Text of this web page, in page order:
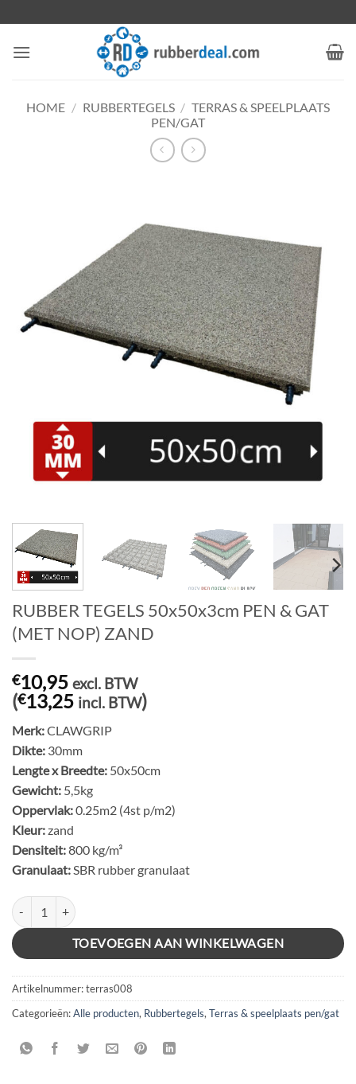
naar
inhoud
HOME / RUBBERTEGELS / TERRAS & SPEELPLAATS
PEN/GAT
RUBBER TEGELS 50x50x3cm PEN & GAT
(MET NOP) ZAND
€10,95 excl. BTW
(€13,25 incl. BTW)
Merk:CLAWGRIP
Dikte: 30mm
Lengte x Breedte: 50x50cm
Gewicht: 5,5kg
Oppervlak:0.25m2 (4st p/m2)
Kleur:zand
Densiteit:800 kg/m³
Granulaat:SBR rubber granulaat
RUBBER TEGELS 50x50x3cm PEN & GAT (MET NOP) ZAND aantal
TOEVOEGEN AAN WINKELWAGEN
Artikelnummer:terras008
Categorieën:Alle producten, Rubbertegels, Terras & speelplaats pen/gat